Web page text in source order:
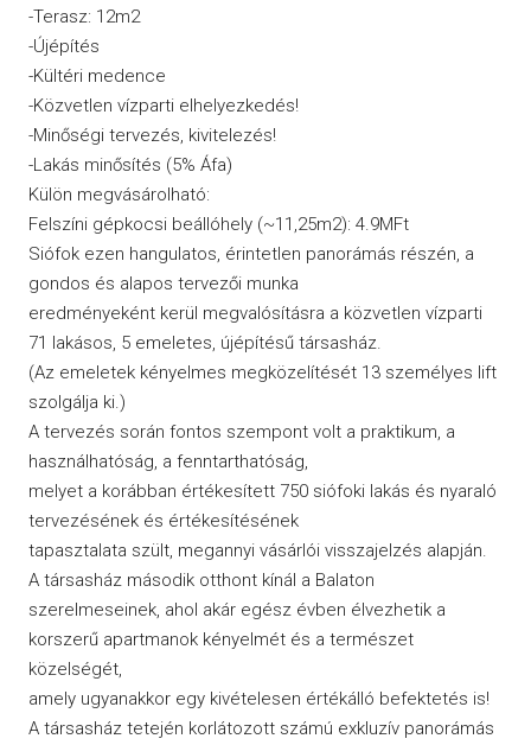
-Terasz: 12m2
-Újépítés
-Kültéri medence
-Közvetlen vízparti elhelyezkedés!
-Minőségi tervezés, kivitelezés!
-Lakás minősítés (5% Áfa)
Külön megvásárolható:
Felszíni gépkocsi beállóhely (~11,25m2): 4.9MFt
Siófok ezen hangulatos, érintetlen panorámás részén, a
gondos és alapos tervezői munka
eredményeként kerül megvalósításra a közvetlen vízparti
71 lakásos, 5 emeletes, újépítésű társasház.
(Az emeletek kényelmes megközelítését 13 személyes lift
szolgálja ki.)
A tervezés során fontos szempont volt a praktikum, a
használhatóság, a fenntarthatóság,
melyet a korábban értékesített 750 siófoki lakás és nyaraló
tervezésének és értékesítésének
tapasztalata szült, megannyi vásárlói visszajelzés alapján.
A társasház második otthont kínál a Balaton
szerelmeseinek, ahol akár egész évben élvezhetik a
korszerű apartmanok kényelmét és a természet
közelségét,
amely ugyanakkor egy kivételesen értékálló befektetés is!
A társasház tetején korlátozott számú exkluzív panorámás